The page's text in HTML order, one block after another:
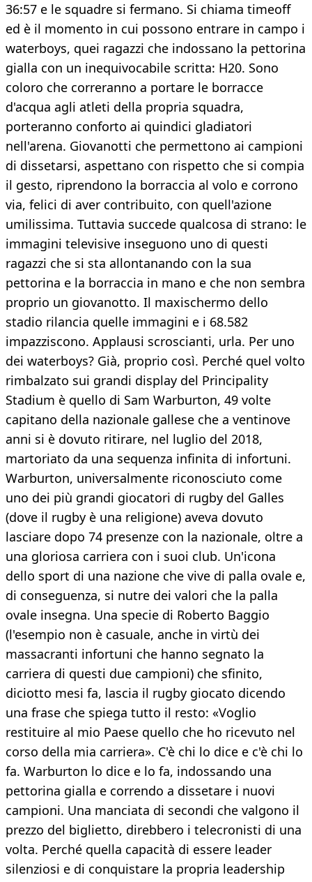
36:57 e le squadre si fermano. Si chiama timeoff
ed è il momento in cui possono entrare in campo i
waterboys, quei ragazzi che indossano la pettorina
gialla con un inequivocabile scritta: H20. Sono
coloro che correranno a portare le borracce
d'acqua agli atleti della propria squadra,
porteranno conforto ai quindici gladiatori
nell'arena. Giovanotti che permettono ai campioni
di dissetarsi, aspettano con rispetto che si compia
il gesto, riprendono la borraccia al volo e corrono
via, felici di aver contribuito, con quell'azione
umilissima. Tuttavia succede qualcosa di strano: le
immagini televisive inseguono uno di questi
ragazzi che si sta allontanando con la sua
pettorina e la borraccia in mano e che non sembra
proprio un giovanotto. Il maxischermo dello
stadio rilancia quelle immagini e i 68.582
impazziscono. Applausi scroscianti, urla. Per uno
dei waterboys? Già, proprio così. Perché quel volto
rimbalzato sui grandi display del Principality
Stadium è quello di Sam Warburton, 49 volte
capitano della nazionale gallese che a ventinove
anni si è dovuto ritirare, nel luglio del 2018,
martoriato da una sequenza infinita di infortuni.
Warburton, universalmente riconosciuto come
uno dei più grandi giocatori di rugby del Galles
(dove il rugby è una religione) aveva dovuto
lasciare dopo 74 presenze con la nazionale, oltre a
una gloriosa carriera con i suoi club. Un'icona
dello sport di una nazione che vive di palla ovale e,
di conseguenza, si nutre dei valori che la palla
ovale insegna. Una specie di Roberto Baggio
(l'esempio non è casuale, anche in virtù dei
massacranti infortuni che hanno segnato la
carriera di questi due campioni) che sfinito,
diciotto mesi fa, lascia il rugby giocato dicendo
una frase che spiega tutto il resto: «Voglio
restituire al mio Paese quello che ho ricevuto nel
corso della mia carriera». C'è chi lo dice e c'è chi lo
fa. Warburton lo dice e lo fa, indossando una
pettorina gialla e correndo a dissetare i nuovi
campioni. Una manciata di secondi che valgono il
prezzo del biglietto, direbbero i telecronisti di una
volta. Perché quella capacità di essere leader
silenziosi e di conquistare la propria leadership